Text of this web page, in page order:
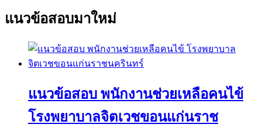
แนวข้อสอบมาใหม่
แนวข้อสอบ พนักงานช่วยเหลือคนไข้
โรงพยาบาลจิตเวชขอนแก่นราช